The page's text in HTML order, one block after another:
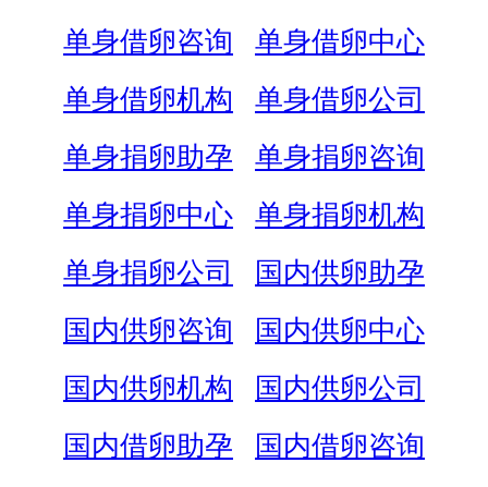
单身借卵咨询
单身借卵中心
单身借卵机构
单身借卵公司
单身捐卵助孕
单身捐卵咨询
单身捐卵中心
单身捐卵机构
单身捐卵公司
国内供卵助孕
国内供卵咨询
国内供卵中心
国内供卵机构
国内供卵公司
国内借卵助孕
国内借卵咨询